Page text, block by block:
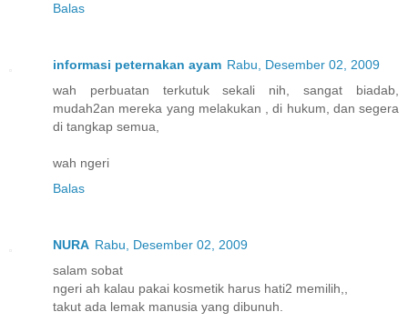
Balas
informasi peternakan ayam Rabu, Desember 02, 2009
wah perbuatan terkutuk sekali nih, sangat biadab,
mudah2an mereka yang melakukan , di hukum, dan segera
di tangkap semua,
wah ngeri
Balas
NURA Rabu, Desember 02, 2009
salam sobat
ngeri ah kalau pakai kosmetik harus hati2 memilih,,
takut ada lemak manusia yang dibunuh.